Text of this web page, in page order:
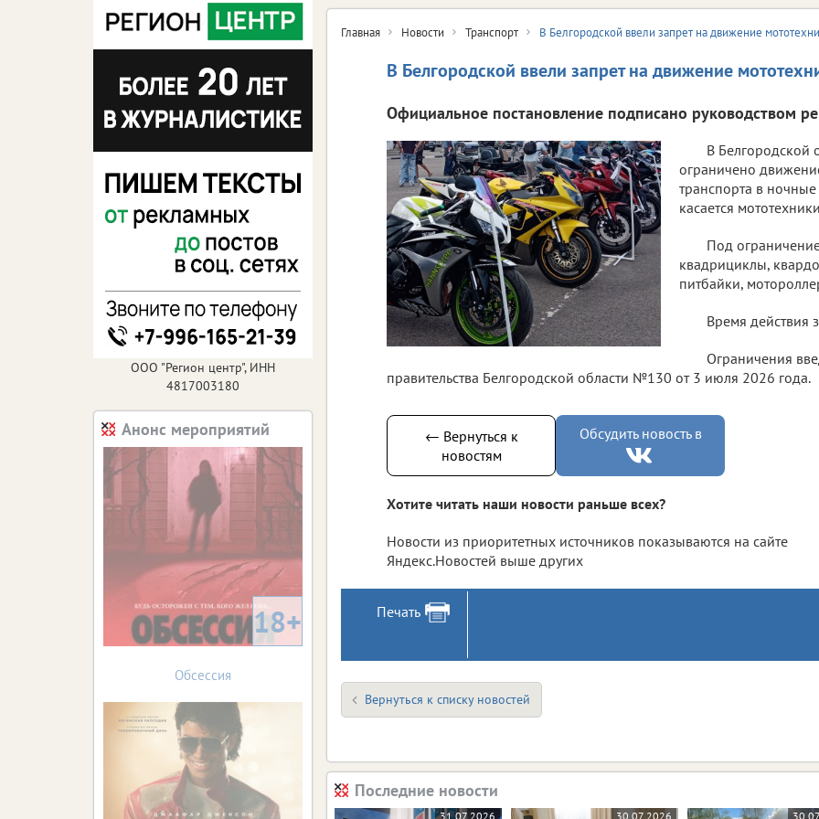
Главная Новости Транспорт В Белгородской ввели запрет на движение
В Белгородской ввели запрет на движение
Официальное постановление подписано руководством
В Белгородской
ограничено
транспорта в ночные
касается
Под
квадрициклы,
питбайки,
Время действия
Ограничения
правительства Белгородской области №130 от 3 июля 2026 года.
← Вернуться к
новостям
Обсудить новость в
Хотите читать наши новости раньше всех?
Новости из приоритетных источников показываются на сайте
Яндекс.Новостей выше других
Печать
Вернуться к списку новостей
Последние новости
31.07.2026 30.07.2026
ООО "Регион центр", ИНН
4817003180
Анонс мероприятий
18+
Обсессия